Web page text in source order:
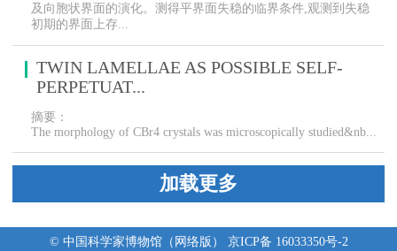
及向胞状界面的演化。测得平界面失稳的临界条件,观测到失稳
初期的界面上存...
TWIN LAMELLAE AS POSSIBLE SELF-
PERPETUAT...
摘要：
The morphology of CBr4 crystals was microscopically studied&nb...
加载更多
© 中国科学家博物馆（网络版） 京ICP备 16033350号-2